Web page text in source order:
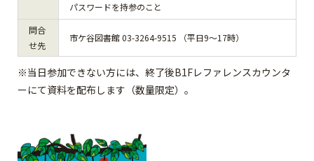
パスワードを持参のこと
問合
せ先
市ケ谷図書館 03-3264-9515 （平日9～17時）
※当日参加できない方には、終了後B1Fレファレンスカウンタ
ーにて資料を配布します（数量限定）。